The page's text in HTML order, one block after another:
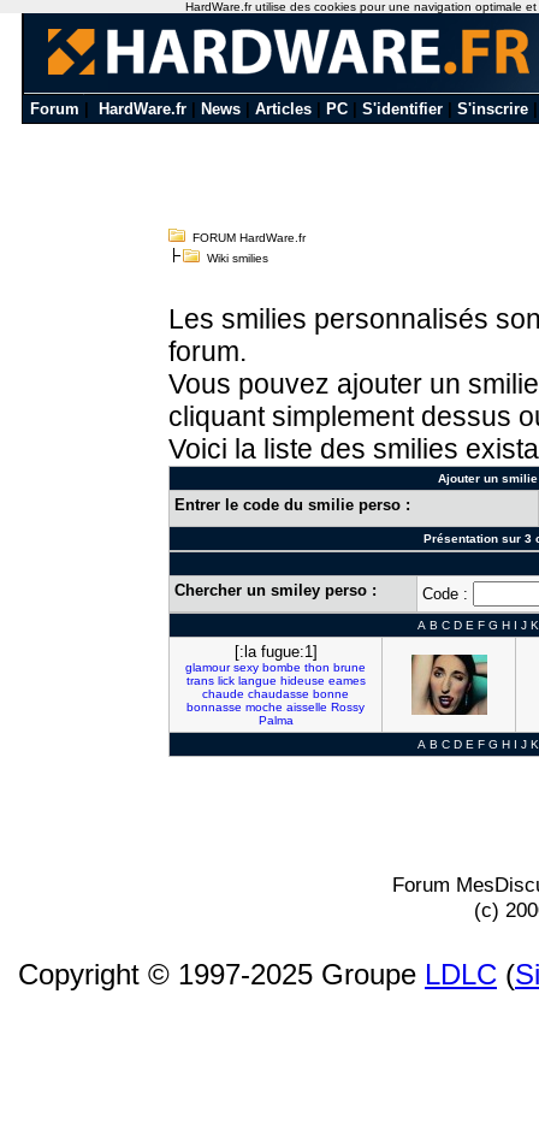
Forum HardWare.fr News Articles PC S'identifier S'inscrire
FORUM HardWare.fr
Wiki smilies
Les smilies personnalisés
forum.
Vous pouvez ajouter un
cliquant simplement dessus
Voici la liste des smilies
Ajouter un
Entrer le code du smilie perso :
Présentation sur 3
Chercher un smiley perso : Code :
A B C D E F G H I J K
[:la fugue:1]
glamour sexy bombe thon brune
trans lick langue hideuse eames
chaude chaudasse bonne
bonnasse moche aisselle Rossy
Palma
A B C D E F G H I J K
Forum
(c)
Copyright © 1997-2025 Groupe LDLC (
HardWare.fr utilise des cookies pour une navigation optimale